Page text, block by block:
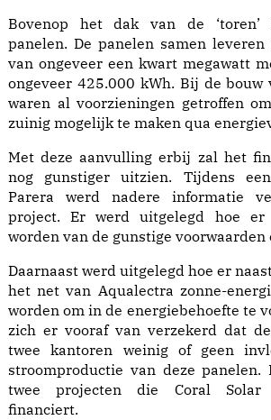
Bovenop het dak van de ‘toren’
panelen. De panelen samen
van ongeveer een kwart megawatt
ongeveer 425.000 kWh. Bij de bouw
waren al voorzieningen getroffen
zuinig mogelijk te maken qua
Met deze aanvulling erbij zal het
nog gunstiger uitzien. Tijdens
Parera werd nadere informatie
project. Er werd uitgelegd hoe er
worden van de gunstige voorwaarden
Daarnaast werd uitgelegd hoe er
het net van Aqualectra zonne-
worden om in de energiebehoefte te
zich er vooraf van verzekerd dat
twee kantoren weinig of geen
stroomproductie van deze
twee projecten die Coral Solar
financiert.